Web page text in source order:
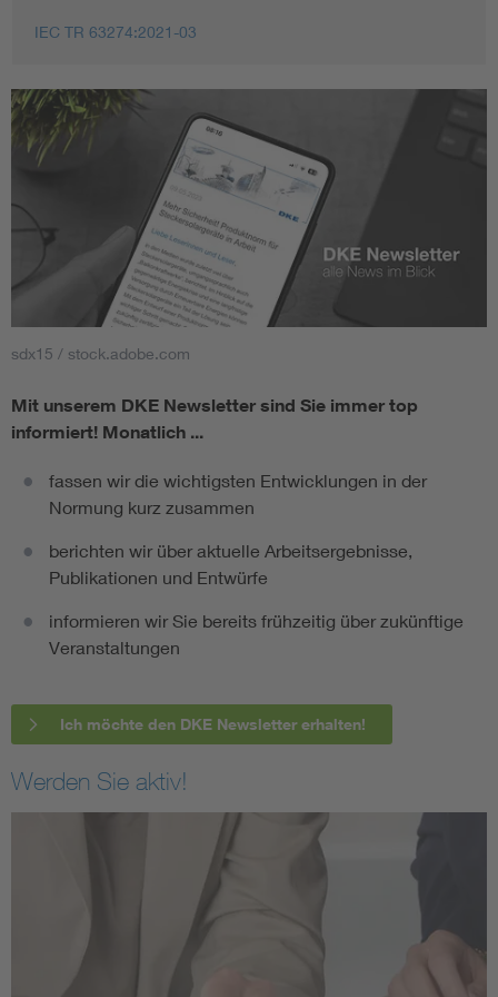
IEC TR 63274:2021-03
sdx15 / stock.adobe.com
Mit unserem DKE Newsletter sind Sie immer top
informiert! Monatlich ...
fassen wir die wichtigsten Entwicklungen in der
Normung kurz zusammen
berichten wir über aktuelle Arbeitsergebnisse,
Publikationen und Entwürfe
informieren wir Sie bereits frühzeitig über zukünftige
Veranstaltungen
Ich möchte den DKE Newsletter erhalten!
Werden Sie aktiv!